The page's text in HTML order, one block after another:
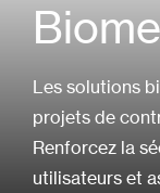
Les solutions
projets de
Renforcez la
utilisateurs et